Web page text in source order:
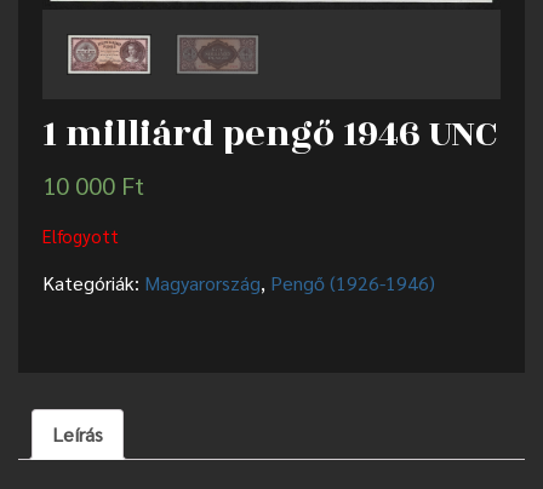
1 milliárd pengő 1946 UNC
10 000 Ft
Elfogyott
Kategóriák: Magyarország, Pengő (1926-1946)
Leírás